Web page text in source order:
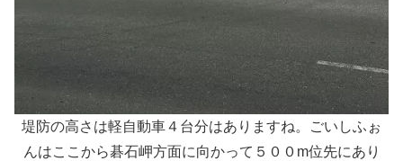
堤防の高さは軽自動車４台分はありますね。
ごいしふぉ
んはここから碁石岬方面に向かって５００m位先にあり